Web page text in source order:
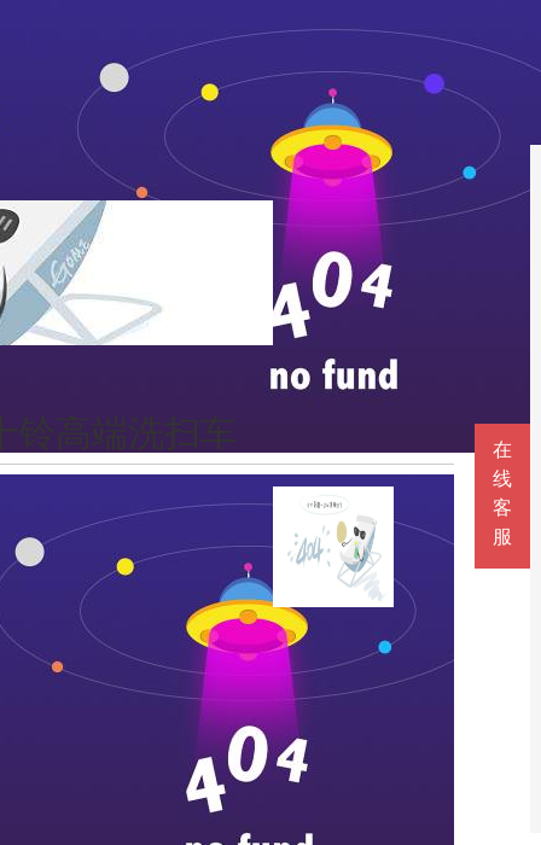
铃高端洗扫车
在
线
客
服